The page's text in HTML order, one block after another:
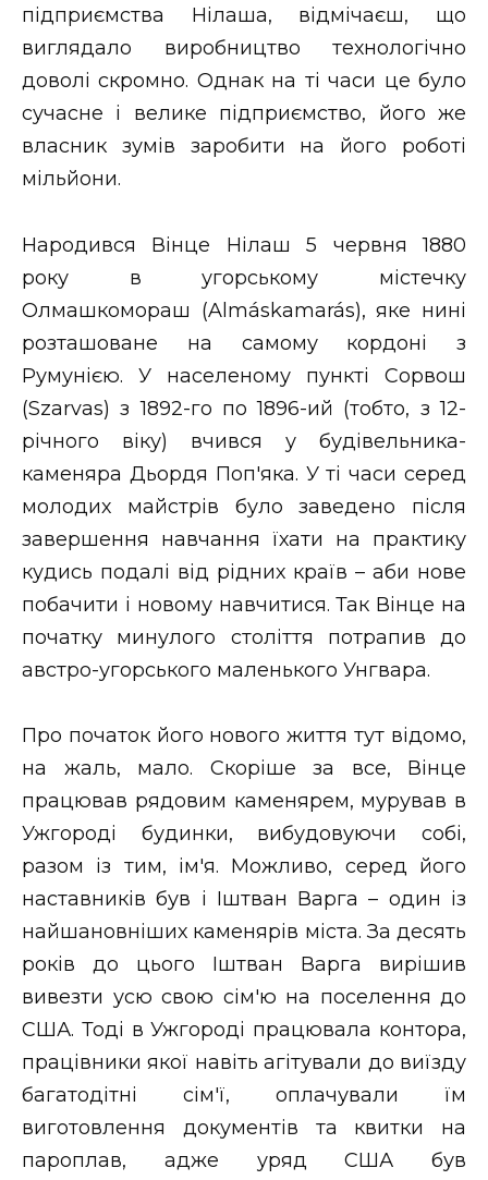
підприємства Нілаша, відмічаєш, що
виглядало виробництво технологічно
доволі скромно. Однак на ті часи це було
сучасне і велике підприємство, його же
власник зумів заробити на його роботі
мільйони.
Народився Вінце Нілаш 5 червня 1880
року в угорському містечку
Олмашкомораш (Almáskamarás), яке нині
розташоване на самому кордоні з
Румунією. У населеному пункті Сорвош
(Szarvas) з 1892-го по 1896-ий (тобто, з 12-
річного віку) вчився у будівельника-
каменяра Дьордя Поп'яка. У ті часи серед
молодих майстрів було заведено після
завершення навчання їхати на практику
кудись подалі від рідних країв – аби нове
побачити і новому навчитися. Так Вінце на
початку минулого століття потрапив до
австро-угорського маленького Унгвара.
Про початок його нового життя тут відомо,
на жаль, мало. Скоріше за все, Вінце
працював рядовим каменярем, мурував в
Ужгороді будинки, вибудовуючи собі,
разом із тим, ім'я. Можливо, серед його
наставників був і Іштван Варга – один із
найшановніших каменярів міста. За десять
років до цього Іштван Варга вирішив
вивезти усю свою сім'ю на поселення до
США. Тоді в Ужгороді працювала контора,
працівники якої навіть агітували до виїзду
багатодітні сім'ї, оплачували їм
виготовлення документів та квитки на
пароплав, адже уряд США був